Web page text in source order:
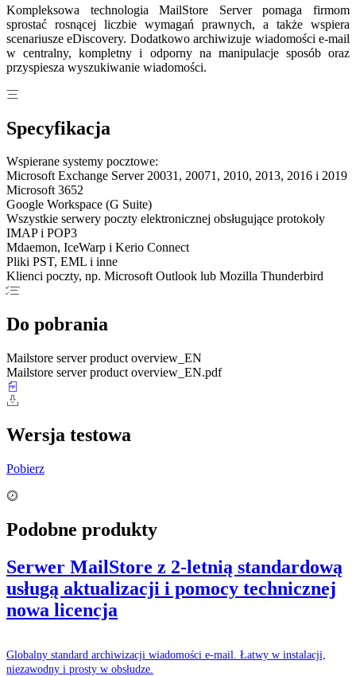
Kompleksowa technologia MailStore Server pomaga firmom
sprostać rosnącej liczbie wymagań prawnych, a także wspiera
scenariusze eDiscovery. Dodatkowo archiwizuje wiadomości e-mail
w centralny, kompletny i odporny na manipulacje sposób oraz
przyspiesza wyszukiwanie wiadomości.
Specyfikacja
Wspierane systemy pocztowe:
Microsoft Exchange Server 20031, 20071, 2010, 2013, 2016 i 2019
Microsoft 3652
Google Workspace (G Suite)
Wszystkie serwery poczty elektronicznej obsługujące protokoły
IMAP i POP3
Mdaemon, IceWarp i Kerio Connect
Pliki PST, EML i inne
Klienci poczty, np. Microsoft Outlook lub Mozilla Thunderbird
Do pobrania
Mailstore server product overview_EN
Mailstore server product overview_EN.pdf
Wersja testowa
Pobierz
Podobne produkty
Serwer MailStore z 2-letnią standardową
usługą aktualizacji i pomocy technicznej
nowa licencja
Globalny standard archiwizacji wiadomości e-mail. Łatwy w instalacji,
niezawodny i prosty w obsłudze.